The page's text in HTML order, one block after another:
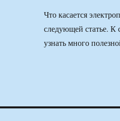
Что касается
следующей статье. К
узнать много